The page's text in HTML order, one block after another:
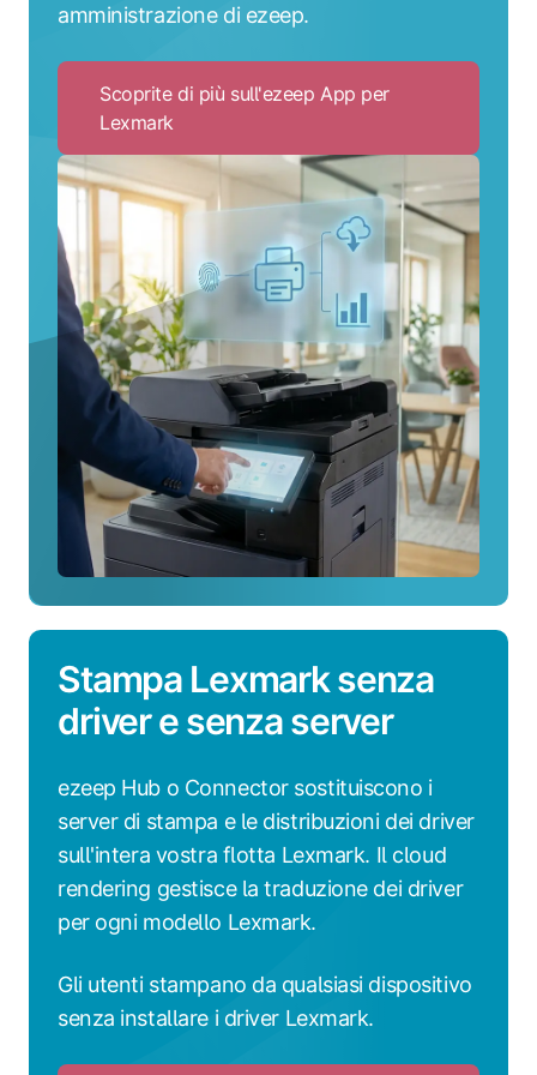
amministrazione di ezeep.
Scoprite di più sull'ezeep App per
Lexmark
to
Scoprite
di
sull'ezeep
App
per
Lexmark
Stampa Lexmark senza
driver e senza server
ezeep Hub o Connector sostituiscono i
server di stampa e le distribuzioni dei driver
sull'intera vostra flotta Lexmark. Il cloud
rendering gestisce la traduzione dei driver
per ogni modello Lexmark.
Gli utenti stampano da qualsiasi dispositivo
senza installare i driver Lexmark.